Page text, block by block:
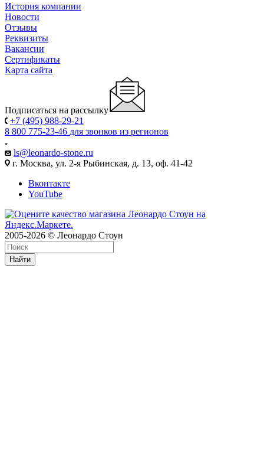
История компании
Новости
Отзывы
Реквизиты
Вакансии
Сертификаты
Карта сайта
Подписаться на рассылку
+7 (495) 988-29-21
8 800 775-23-46 для звонков из регионов
ls@leonardo-stone.ru
г. Москва, ул. 2-я Рыбинская, д. 13, оф. 41-42
Вконтакте
YouTube
2005-2026 © Леонардо Стоун
Найти